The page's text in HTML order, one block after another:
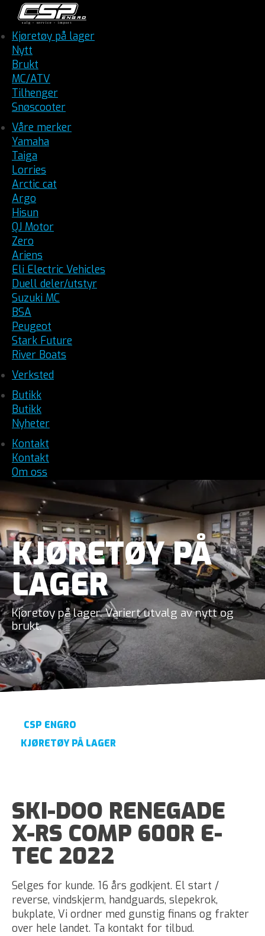
Kjøretøy på lager
Nytt
Brukt
MC/ATV
Tilhenger
Snøscooter
Våre merker
Yamaha
Taiga
Lorries
Arctic cat
Argo
Hisun
QJ Motor
Zero
Ariens
Eli Electric Vehicles
Duell deler/utstyr
Suzuki MC
BSA
Peugeot
Stark Future
River Boats
Verksted
Butikk
Butikk
Nyheter
Kontakt
Kontakt
Om oss
KJØRETØY PÅ
LAGER
Kjøretøy på lager. Variert utvalg av nytt og
brukt.
CSP ENGRO
KJØRETØY PÅ LAGER
SKI-DOO RENEGADE
X-RS COMP 600R E-
TEC 2022
Selges for kunde. 16 års godkjent. El start /
reverse, vindskjerm, handguards, slepekrok,
bukplate, Vi ordner med gunstig finans og frakter
over hele landet. Ta kontakt for tilbud.